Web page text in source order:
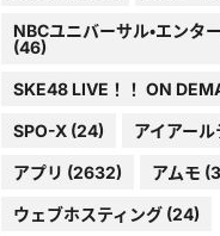
NBCユニバーサル・エンタ
(46)
SKE48 LIVE！！ ON
SPO-X(24) アイアール
アプリ (2632) アムモ
ウェブホスティング(24)